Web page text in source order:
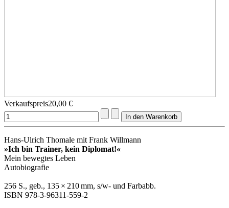
Verkaufspreis20,00 €
Hans-Ulrich Thomale mit Frank Willmann
»Ich bin Trainer, kein Diplomat!«
Mein bewegtes Leben
Autobiografie
256 S., geb., 135 × 210 mm, s/w- und Farbabb.
ISBN 978-3-96311-559-2